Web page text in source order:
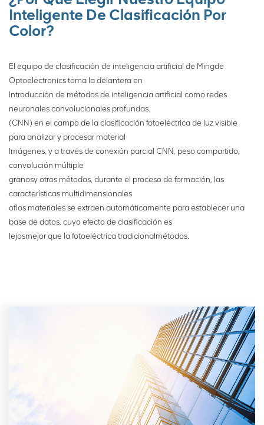
artificial como redes
neuronales convolucionales
profundas (CNN) en el
para analice y procese
imágenes materiales, y a
través de la conexión
parcial CNN, el peso
compartido, múltiples
núcleos de convolución y
otros métodos, durante el
proceso de entrenamiento,
las características
multidimensionales de los
establecer una base de
datos, cuyo efecto de
Inteligente De Clasificación Por
Color?
El equipo de clasificación de inteligencia artificial de Mingde
Optoelectronics toma la delantera en
Introducción de métodos de inteligencia artificial como redes
neuronales convolucionales profundas.
(CNN) en el campo de la clasificación fotoeléctrica de luz visible
para analizar y procesar material
Imágenes, y a través de conexión parcial CNN, peso compartido,
convolución múltiple
granosy otros métodos, durante el proceso de formación, las
características multidimensionales
oflos materiales se extraen automáticamente para establecer una
base de datos, cuyo efecto de clasificación es
lejosmejor que la fotoeléctrica tradicionalmétodos.